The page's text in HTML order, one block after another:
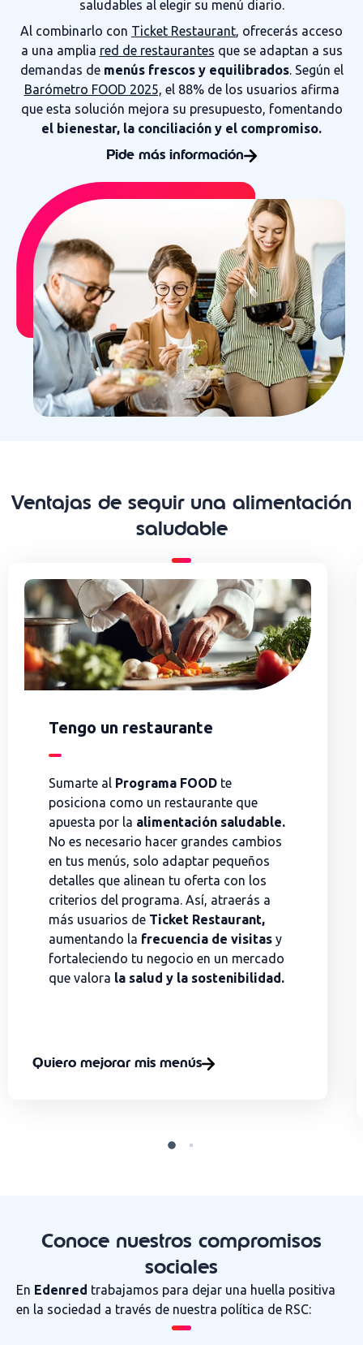
saludables al elegir su menú diario.
Al combinarlo con Ticket Restaurant, ofrecerás acceso
a una amplia red de restaurantes que se adaptan a sus
demandas de menús frescos y equilibrados. Según el
Barómetro FOOD 2025, el 88% de los usuarios afirma
que esta solución mejora su presupuesto, fomentando
el bienestar, la conciliación y el compromiso.
Pide más información
Ventajas de seguir una alimentación
saludable
Tengo un restaurante
Sumarte al Programa FOOD te
posiciona como un restaurante que
apuesta por la alimentación saludable.
No es necesario hacer grandes cambios
en tus menús, solo adaptar pequeños
detalles que alinean tu oferta con los
criterios del programa. Así, atraerás a
más usuarios de Ticket Restaurant,
aumentando la frecuencia de visitas y
fortaleciendo tu negocio en un mercado
que valora la salud y la sostenibilidad.
Quiero mejorar mis menús
Conoce nuestros compromisos
sociales
En Edenred trabajamos para dejar una huella positiva
en la sociedad a través de nuestra política de RSC: